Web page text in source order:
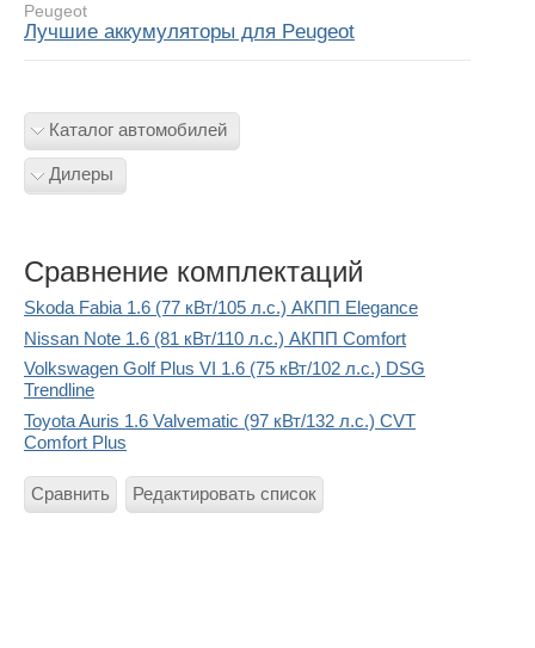
Peugeot
Лучшие аккумуляторы для Peugeot
Каталог автомобилей
Дилеры
Сравнение комплектаций
Skoda Fabia 1.6 (77 кВт/105 л.с.) АКПП Elegance
Nissan Note 1.6 (81 кВт/110 л.с.) АКПП Comfort
Volkswagen Golf Plus VI 1.6 (75 кВт/102 л.с.) DSG
Trendline
Toyota Auris 1.6 Valvematic (97 кВт/132 л.с.) CVT
Comfort Plus
Сравнить Редактировать список